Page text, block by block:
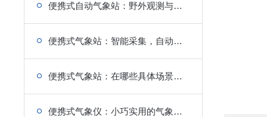
便携式自动气象站：野外观测与科研调查的轻量化利器
便携式气象站：智能采集，自动记录，续航持久
便携式气象站：在哪些具体场景能大显身手?
便携式气象仪：小巧实用的气象测量工具